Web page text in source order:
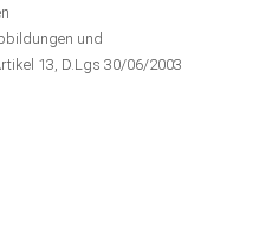
und
13, D.Lgs 30/06/2003